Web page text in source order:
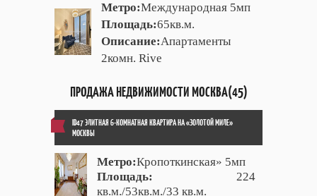
Метро:Международная 5мп
Площадь:65кв.м.
Описание:Апартаменты
2комн. Rive
ПРОДАЖА НЕДВИЖИМОСТИ МОСКВА(45)
ID47 ЭЛИТНАЯ 6-КОМНАТНАЯ КВАРТИРА НА «ЗОЛОТОЙ МИЛЕ»
МОСКВЫ
Метро:Кропоткинская» 5мп
Площадь:
224
кв.м./53кв.м./33 кв.м.